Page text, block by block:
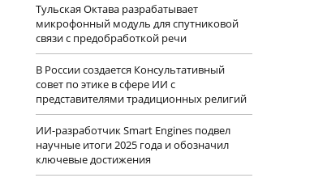
Тульская Октава разрабатывает
микрофонный модуль для спутниковой
связи с предобработкой речи
В России создается Консультативный
совет по этике в сфере ИИ с
представителями традиционных религий
ИИ-разработчик Smart Engines подвел
научные итоги 2025 года и обозначил
ключевые достижения